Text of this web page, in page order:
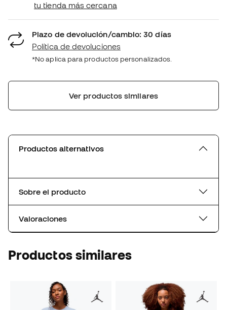
tu tienda más cercana
Plazo de devolución/cambio: 30 días
Política de devoluciones
*No aplica para productos personalizados.
Ver productos similares
Productos alternativos
Sobre el producto
Valoraciones
Productos similares